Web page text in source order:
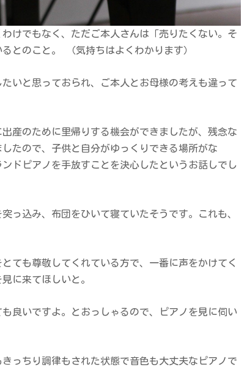
けでもなく、ただご本人さんは「売りたくない。そ
とのこと。 （気持ちはよくわかります）
いと思っておられ、ご本人とお母様の考えも違って
産のために里帰りする機会ができましたが、残念な
たので、子供と自分がゆっくりできる場所がな
ドピアノを手放すことを決心したというお話しでし
っ込み、布団をひいて寝ていたそうです。これも、
ても尊敬してくれている方で、一番に声をかけてく
に来てほしいと。
良いですよ。とおっしゃるので、ピアノを見に伺い
っちり調律もされた状態で音色も大丈夫なピアノで